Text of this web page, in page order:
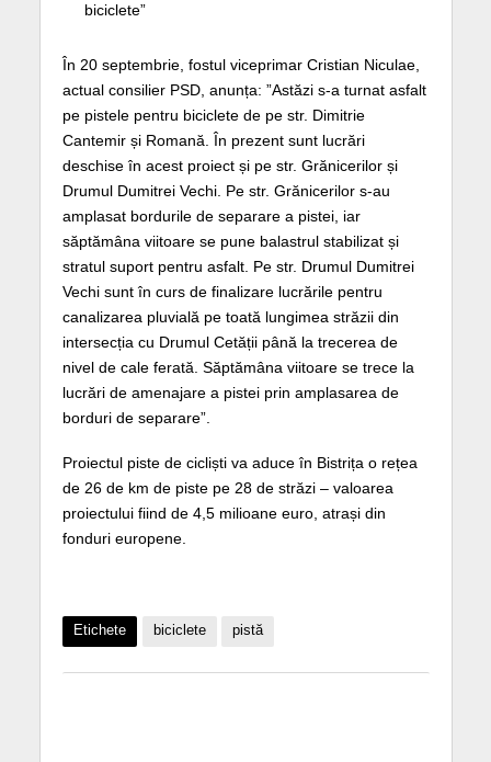
biciclete”
În 20 septembrie, fostul viceprimar Cristian Niculae,
actual consilier PSD, anunța: ”Astăzi s-a turnat asfalt
pe pistele pentru biciclete de pe str. Dimitrie
Cantemir și Romană. În prezent sunt lucrări
deschise în acest proiect și pe str. Grănicerilor și
Drumul Dumitrei Vechi. Pe str. Grănicerilor s-au
amplasat bordurile de separare a pistei, iar
săptămâna viitoare se pune balastrul stabilizat și
stratul suport pentru asfalt. Pe str. Drumul Dumitrei
Vechi sunt în curs de finalizare lucrările pentru
canalizarea pluvială pe toată lungimea străzii din
intersecția cu Drumul Cetății până la trecerea de
nivel de cale ferată. Săptămâna viitoare se trece la
lucrări de amenajare a pistei prin amplasarea de
borduri de separare”.
Proiectul piste de cicliști va aduce în Bistrița o rețea
de 26 de km de piste pe 28 de străzi – valoarea
proiectului fiind de 4,5 milioane euro, atrași din
fonduri europene.
Etichete biciclete pistă